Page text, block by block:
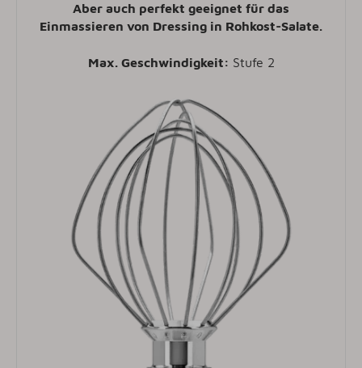
Aber auch perfekt geeignet für das
Einmassieren von Dressing in Rohkost-Salate.
Max. Geschwindigkeit: Stufe 2